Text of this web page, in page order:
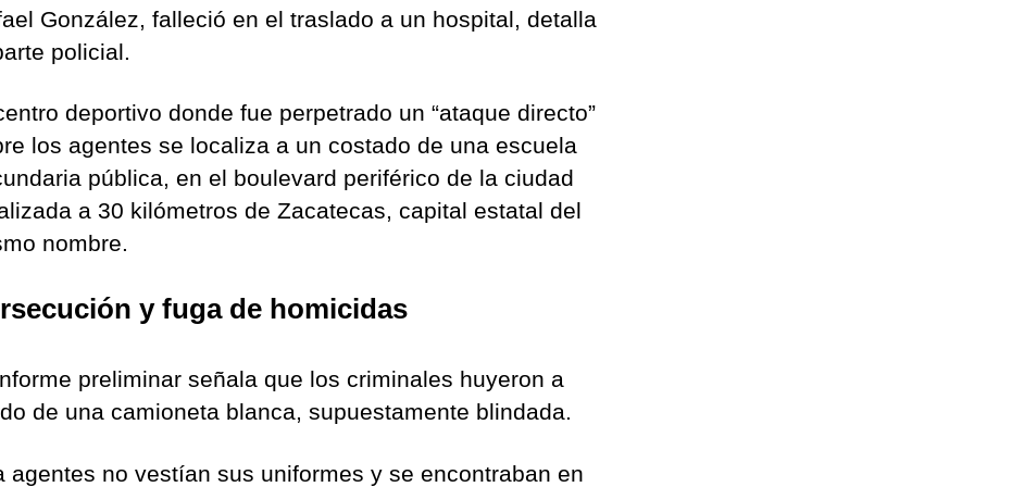
González, falleció en el traslado a un hospital, detalla
policial.
deportivo donde fue perpetrado un “ataque directo”
los agentes se localiza a un costado de una escuela
pública, en el boulevard periférico de la ciudad
a 30 kilómetros de Zacatecas, capital estatal del
nombre.
y fuga de homicidas
preliminar señala que los criminales huyeron a
de una camioneta blanca, supuestamente blindada.
agentes no vestían sus uniformes y se encontraban en